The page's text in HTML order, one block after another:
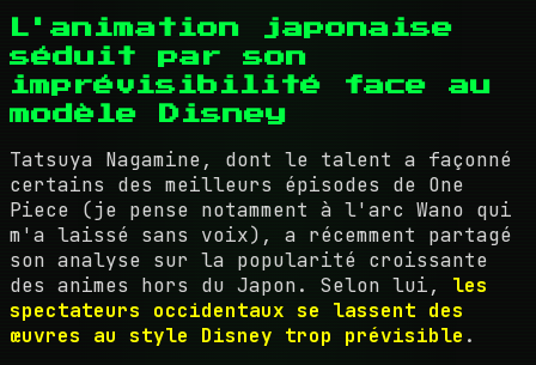
L'animation japonaise
séduit par son
imprévisibilité face au
modèle Disney
Tatsuya Nagamine, dont le talent a façonné
certains des meilleurs épisodes de One
Piece (je pense notamment à l'arc Wano qui
m'a laissé sans voix), a récemment partagé
son analyse sur la popularité croissante
des animes hors du Japon. Selon lui, les
spectateurs occidentaux se lassent des
œuvres au style Disney trop prévisible .